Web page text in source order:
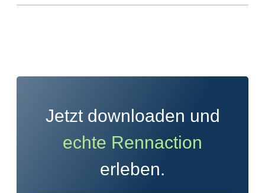
Jetzt downloaden und
echte Rennaction
erleben.